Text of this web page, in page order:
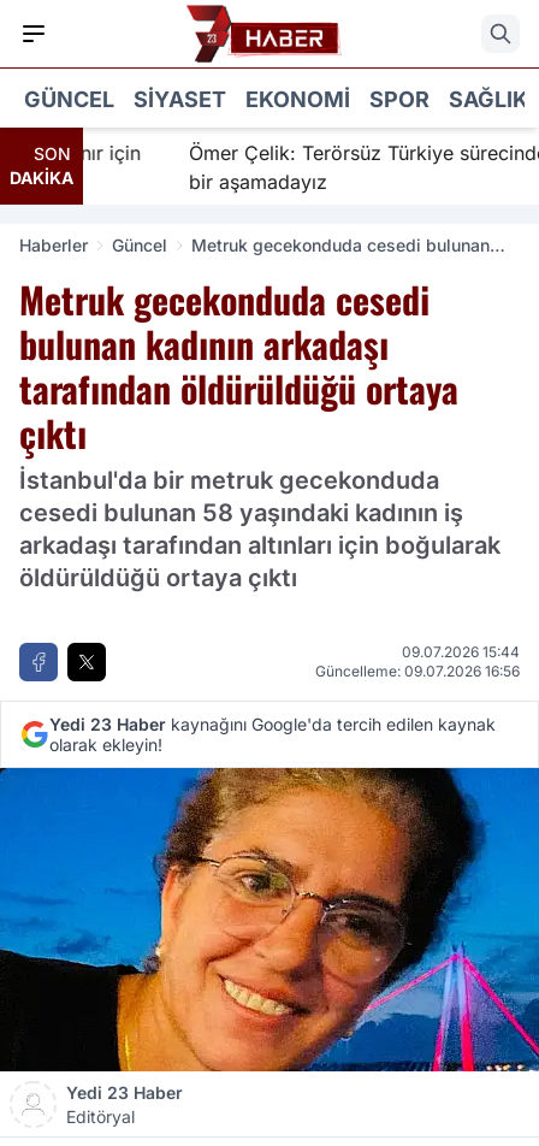
GÜNCEL SIYASET EKONOMI SPOR SAĞLIK
SON
DAKİKA
İnanır için
Ömer Çelik: Terörsüz Türkiye sürecinde
bir aşamadayız
Haberler Güncel
Metruk gecekonduda cesedi bulunan
ortaya çıktı
Metruk gecekonduda cesedi
bulunan kadının arkadaşı
tarafından öldürüldüğü ortaya
çıktı
İstanbul'da bir metruk gecekonduda
cesedi bulunan 58 yaşındaki kadının iş
arkadaşı tarafından altınları için boğularak
öldürüldüğü ortaya çıktı
09.07.2026 15:44
Güncelleme: 09.07.2026 16:56
Yedi 23 Haber kaynağını Google'da tercih edilen kaynak
olarak ekleyin!
Yedi 23 Haber
Editöryal